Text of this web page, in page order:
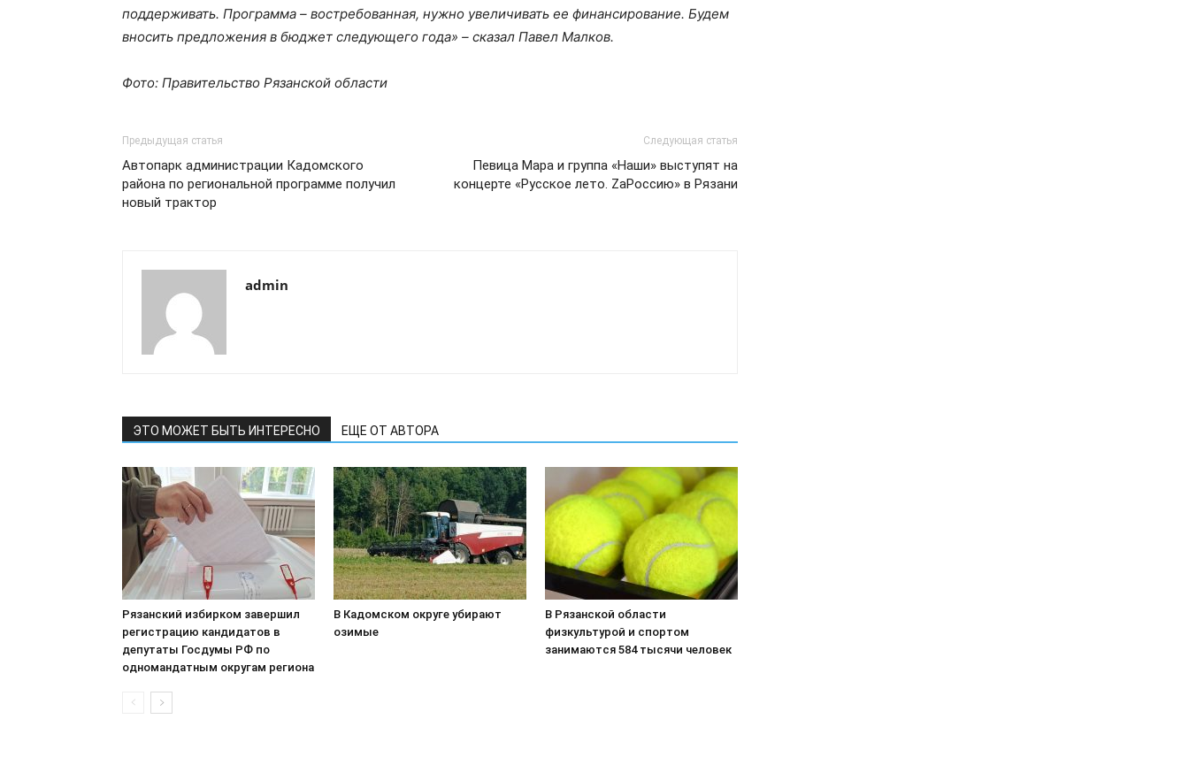
поддерживать. Программа – востребованная, нужно увеличивать ее финансирование. Будем
вносить предложения в бюджет следующего года» – сказал Павел Малков.
Фото: Правительство Рязанской области
Предыдущая статья
Автопарк администрации Кадомского
района по региональной программе получил
новый трактор
Следующая статья
Певица Мара и группа «Наши» выступят на
концерте «Русское лето. ZаРоссию» в Рязани
admin
ЭТО МОЖЕТ БЫТЬ ИНТЕРЕСНО ЕЩЕ ОТ АВТОРА
Рязанский избирком завершил
регистрацию кандидатов в
депутаты Госдумы РФ по
одномандатным округам региона
В Кадомском округе убирают
озимые
В Рязанской области
физкультурой и спортом
занимаются 584 тысячи человек